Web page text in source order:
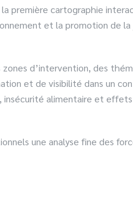
première cartographie
et la promotion de
d’intervention, des
et de visibilité dans un
insécurité alimentaire et
une analyse fine des